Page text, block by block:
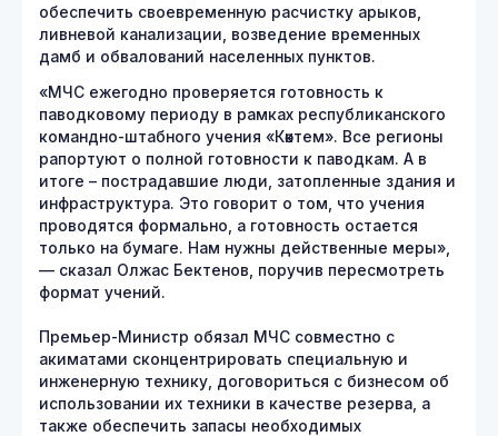
обеспечить своевременную расчистку арыков,
ливневой канализации, возведение временных
дамб и обвалований населенных пунктов.
«МЧС ежегодно проверяется готовность к
паводковому периоду в рамках республиканского
командно-штабного учения «Көктем». Все регионы
рапортуют о полной готовности к паводкам. А в
итоге – пострадавшие люди, затопленные здания и
инфраструктура. Это говорит о том, что учения
проводятся формально, а готовность остается
только на бумаге. Нам нужны действенные меры»,
— сказал Олжас Бектенов, поручив пересмотреть
формат учений.
Премьер-Министр обязал МЧС совместно с
акиматами сконцентрировать специальную и
инженерную технику, договориться с бизнесом об
использовании их техники в качестве резерва, а
также обеспечить запасы необходимых